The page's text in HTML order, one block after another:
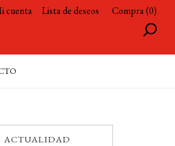
cuenta Lista de deseos Compra (0)
ACTUALIDAD